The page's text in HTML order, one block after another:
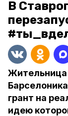
В
Жительница
грант на
идею